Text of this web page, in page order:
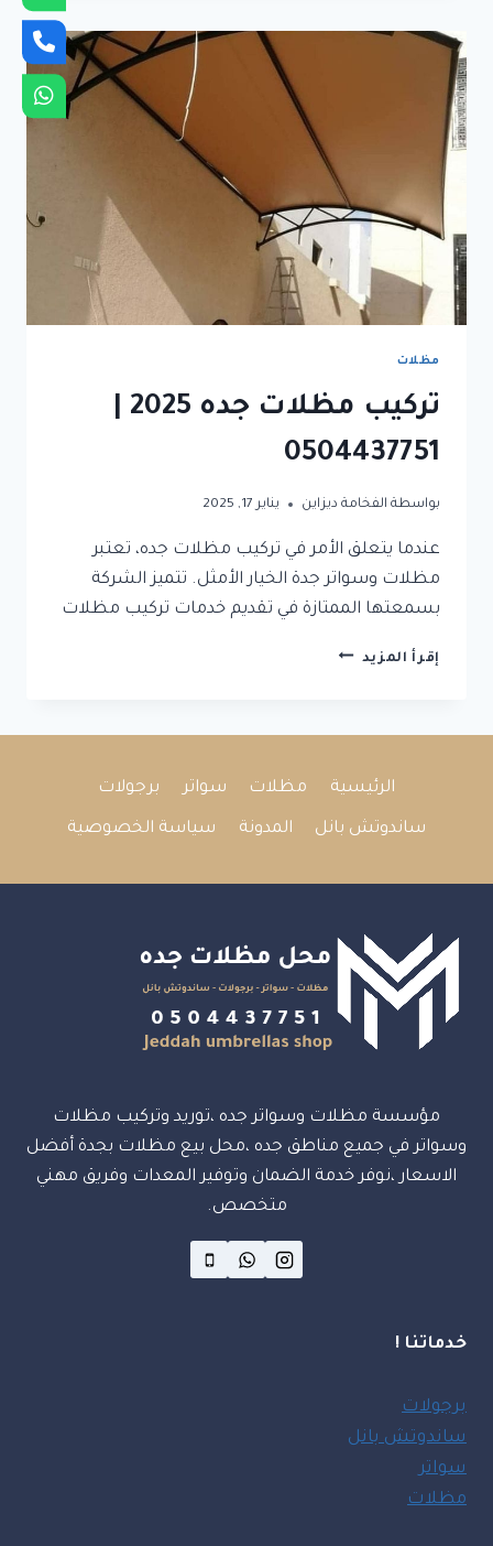
مظلات
0504437751
بواسطة الفخامة ديزاين يناير 17, 2025
عندما يتعلق الأمر في تركيب مظلات جده، تعتبر
مظلات وسواتر جدة الخيار الأمثل. تتميز الشركة
بسمعتها الممتازة في تقديم خدمات تركيب مظلات
إقرأ المزيد تركيب
الرئيسية مظلات سواتر برجولات
ساندوتش بانل المدونة سياسة الخصوصية
مؤسسة مظلات وسواتر جده ،توريد وتركيب مظلات
وسواتر في جميع مناطق جده ،محل بيع مظلات بجدة أفضل
الاسعار ،نوفر خدمة الضمان وتوفير المعدات وفريق مهني
متخصص.
خدماتنا !
برجولات
ساندوتش بانل
سواتر
مظلات